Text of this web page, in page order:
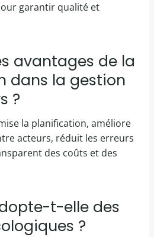
garantir qualité et
avantages de la
dans la gestion
?
la planification, améliore
acteurs, réduit les erreurs
des coûts et des
t-elle des
?